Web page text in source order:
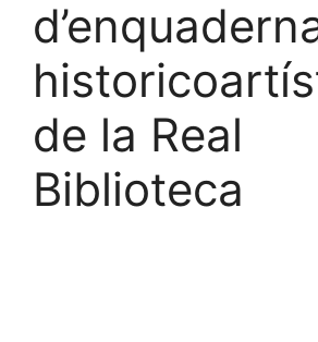
de la Real
Biblioteca